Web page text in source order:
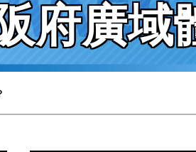
府廣域